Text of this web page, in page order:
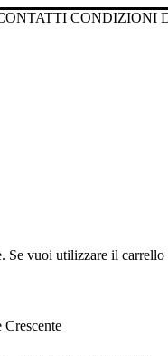
CONDIZIONI
Se vuoi utilizzare il